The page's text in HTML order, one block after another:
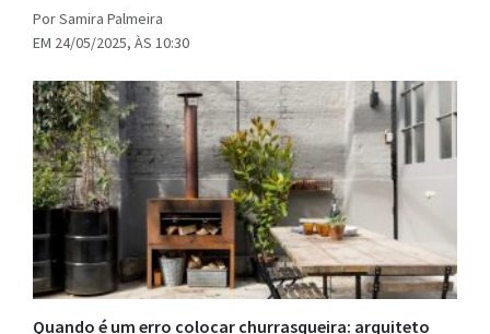
Por Samira Palmeira
EM 24/05/2025, ÀS 10:30
Quando é um erro colocar churrasqueira: arquiteto